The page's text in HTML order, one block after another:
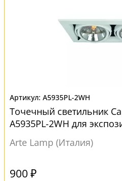
A5935PL-2WH
Точечный светильник
A5935PL-2WH для
Arte Lamp (Италия)
900 ₽